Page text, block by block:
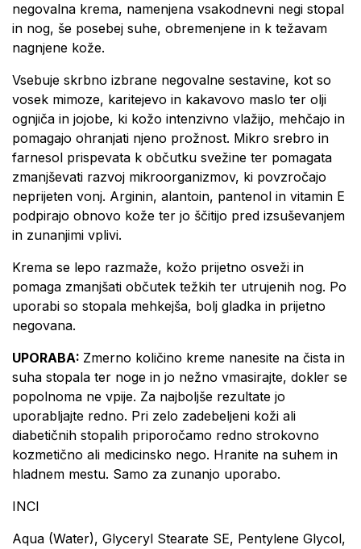
negovalna krema, namenjena vsakodnevni negi stopal
in nog, še posebej suhe, obremenjene in k težavam
nagnjene kože.
Vsebuje skrbno izbrane negovalne sestavine, kot so
vosek mimoze, karitejevo in kakavovo maslo ter olji
ognjiča in jojobe, ki kožo intenzivno vlažijo, mehčajo in
pomagajo ohranjati njeno prožnost. Mikro srebro in
farnesol prispevata k občutku svežine ter pomagata
zmanjševati razvoj mikroorganizmov, ki povzročajo
neprijeten vonj. Arginin, alantoin, pantenol in vitamin E
podpirajo obnovo kože ter jo ščitijo pred izsuševanjem
in zunanjimi vplivi.
Krema se lepo razmaže, kožo prijetno osveži in
pomaga zmanjšati občutek težkih ter utrujenih nog. Po
uporabi so stopala mehkejša, bolj gladka in prijetno
negovana.
UPORABA: Zmerno količino kreme nanesite na čista in
suha stopala ter noge in jo nežno vmasirajte, dokler se
popolnoma ne vpije. Za najboljše rezultate jo
uporabljajte redno. Pri zelo zadebeljeni koži ali
diabetičnih stopalih priporočamo redno strokovno
kozmetično ali medicinsko nego. Hranite na suhem in
hladnem mestu. Samo za zunanjo uporabo.
INCI
Aqua (Water), Glyceryl Stearate SE, Pentylene Glycol,